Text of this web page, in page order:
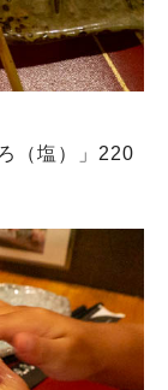
（塩）」220